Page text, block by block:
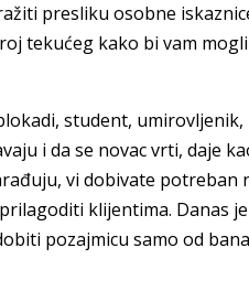
presliku osobne
tekućeg kako bi vam
student,
i da se novac vrti, daje
vi dobivate potreban
klijentima. Danas
pozajmicu samo od